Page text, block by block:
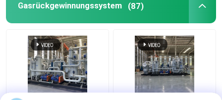
Gasrückgewinnungssystem (87)